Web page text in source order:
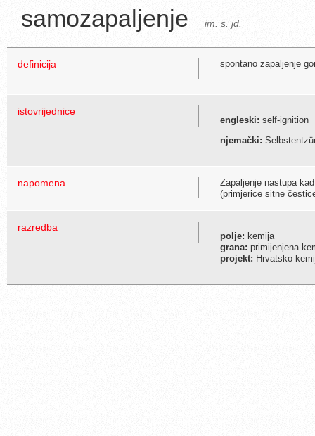
samozapaljenje im. s. jd.
definicija spontano zapaljenje
istovrijednice
engleski: self-ignition
njemački:
napomena
Zapaljenje nastupa
(primjerice sitne
razredba
polje: kemija
grana: primijenjena
projekt: Hrvatsko